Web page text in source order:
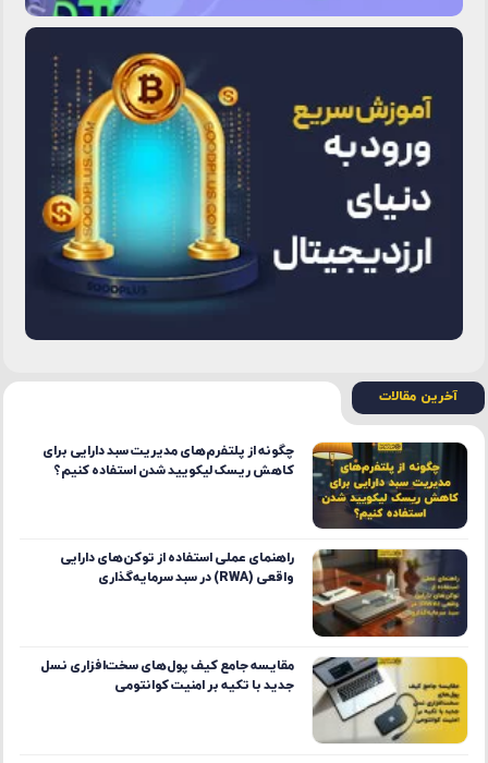
آخرین مقالات
چگونه از پلتفرم‌های مدیریت سبد دارایی برای
کاهش ریسک لیکویید شدن استفاده کنیم؟
راهنمای عملی استفاده از توکن‌های دارایی
واقعی (RWA) در سبد سرمایه‌گذاری
مقایسه جامع کیف پول‌های سخت‌افزاری نسل
جدید با تکیه بر امنیت کوانتومی